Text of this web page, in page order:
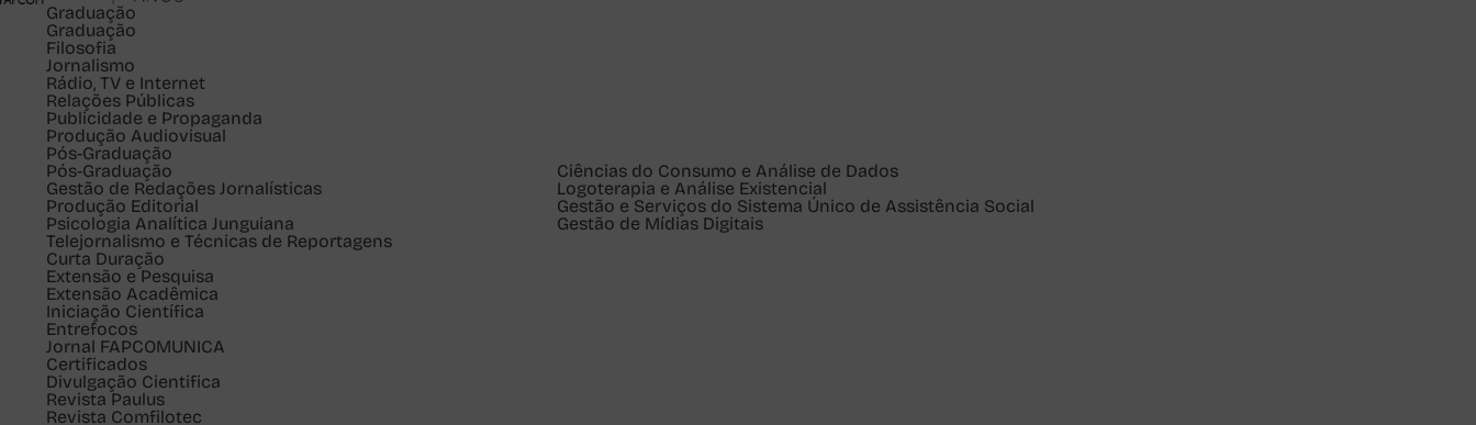
Graduação
Graduação
Filosofia
Jornalismo
Rádio, TV e Internet
Relações Públicas
Publicidade e Propaganda
Produção Audiovisual
Pós-Graduação
Pós-Graduação
Ciências do Consumo e Análise de Dados
Gestão de Redações Jornalísticas
Logoterapia e Análise Existencial
Produção Editorial
Gestão e Serviços do Sistema Único de Assistência Social
Psicologia Analítica Junguiana
Gestão de Mídias Digitais
Telejornalismo e Técnicas de Reportagens
Curta Duração
Extensão e Pesquisa
Extensão Acadêmica
Iniciação Científica
Entrefocos
Jornal FAPCOMUNICA
Certificados
Divulgação Cientifica
Revista Paulus
Revista Comfilotec